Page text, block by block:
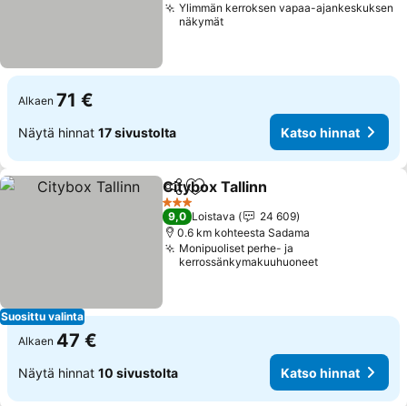
Ylimmän kerroksen vapaa-ajankeskuksen
näkymät
Alkaen 71 €
Näytä hinnat 17 sivustolta Katso hinnat
Suosittu valinta
Jaa Lisää suosikkeihin
Citybox Tallinn
3 Tähtiluokitus
9,0 Loistava
24 609
0.6 km kohteesta Sadama
Monipuoliset perhe- ja
kerrossänkymakuuhuoneet
Alkaen 47 €
Näytä hinnat 10 sivustolta Katso hinnat